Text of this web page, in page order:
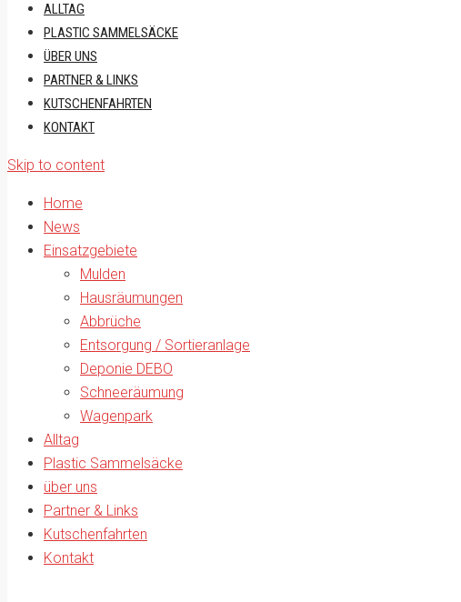
ALLTAG
PLASTIC SAMMELSÄCKE
ÜBER UNS
PARTNER & LINKS
KUTSCHENFAHRTEN
KONTAKT
Skip to content
Home
News
Einsatzgebiete
Mulden
Hausräumungen
Abbrüche
Entsorgung / Sortieranlage
Deponie DEBO
Schneeräumung
Wagenpark
Alltag
Plastic Sammelsäcke
über uns
Partner & Links
Kutschenfahrten
Kontakt